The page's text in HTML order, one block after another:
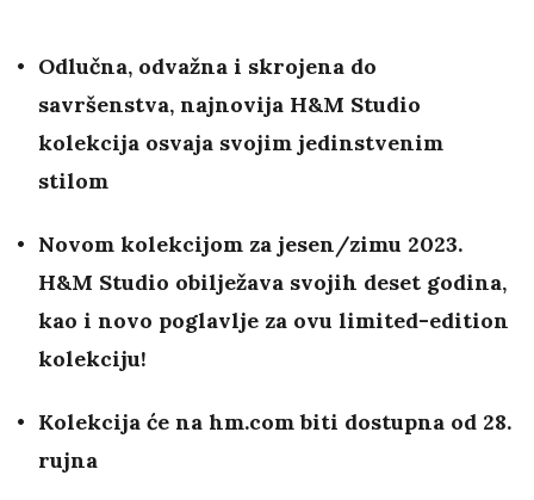
Odlučna, odvažna i skrojena do
savršenstva, najnovija H&M Studio
kolekcija osvaja svojim jedinstvenim
stilom
Novom kolekcijom za jesen/zimu 2023.
H&M Studio obilježava svojih deset godina,
kao i novo poglavlje za ovu limited-edition
kolekciju!
Kolekcija će na hm.com biti dostupna od 28.
rujna